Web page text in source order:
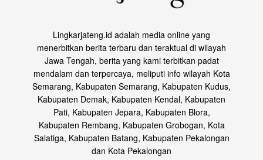
Lingkarjateng.id adalah media online yang
menerbitkan berita terbaru dan teraktual di wilayah
Jawa Tengah, berita yang kami terbitkan padat
mendalam dan terpercaya, meliputi info wilayah Kota
Semarang, Kabupaten Semarang, Kabupaten Kudus,
Kabupaten Demak, Kabupaten Kendal, Kabupaten
Pati, Kabupaten Jepara, Kabupaten Blora,
Kabupaten Rembang, Kabupaten Grobogan, Kota
Salatiga, Kabupaten Batang, Kabupaten Pekalongan
dan Kota Pekalongan